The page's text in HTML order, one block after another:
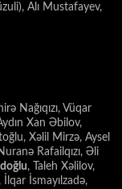
Alı Mustafayev,
Nağıqızı, Vüqar
Xan Əbilov,
Xəlil Mirzə, Aysel
Rafailqızı, Əli
, Taleh Xəlilov,
İsmayılzadə,